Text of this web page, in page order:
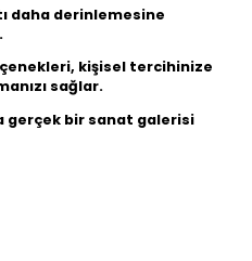
daha derinlemesine
kişisel tercihinize
sağlar.
gerçek bir sanat galerisi